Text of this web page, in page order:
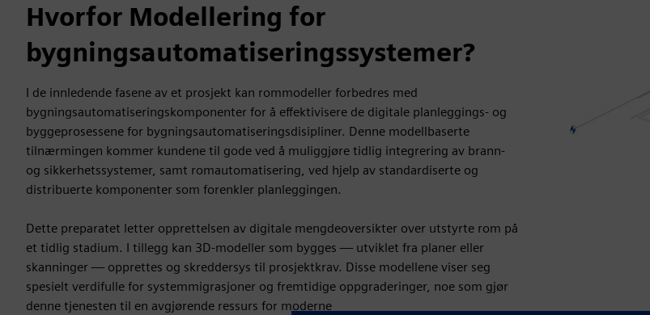
Hvorfor Modellering for
bygningsautomatiseringssystemer?
I de innledende fasene av et prosjekt kan rommodeller forbedres med
bygningsautomatiseringskomponenter for å effektivisere de digitale planleggings- og
byggeprosessene for bygningsautomatiseringsdisipliner. Denne modellbaserte
tilnærmingen kommer kundene til gode ved å muliggjøre tidlig integrering av brann-
og sikkerhetssystemer, samt romautomatisering, ved hjelp av standardiserte og
distribuerte komponenter som forenkler planleggingen.
Dette preparatet letter opprettelsen av digitale mengdeoversikter over utstyrte rom på
et tidlig stadium. I tillegg kan 3D-modeller som bygges — utviklet fra planer eller
skanninger — opprettes og skreddersys til prosjektkrav. Disse modellene viser seg
spesielt verdifulle for systemmigrasjoner og fremtidige oppgraderinger, noe som gjør
denne tjenesten til en avgjørende ressurs for moderne